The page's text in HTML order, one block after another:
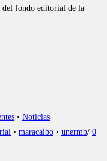
fondo editorial de la
• Noticias
• maracaibo • unermb/ 0